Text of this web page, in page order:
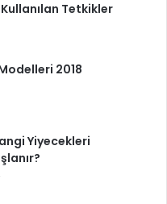
Tetkikler
2018
Yiyecekleri